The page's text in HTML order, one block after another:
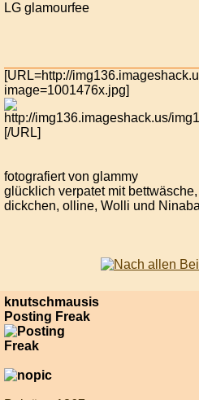
LG glamourfee
[URL=http://
image=1001476x.jpg]
[/URL]
fotografiert von glammy
glücklich verpatet mit
dickchen, olline, Wolli und
knutschmausis
Posting Freak